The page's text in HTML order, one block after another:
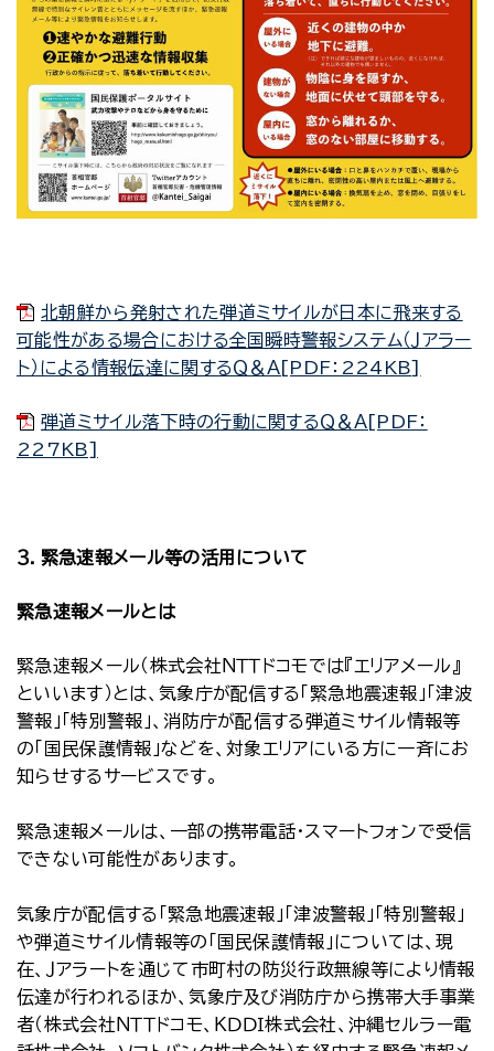
北朝鮮から発射された弾道ミサイルが日本に飛来する
可能性がある場合における全国瞬時警報システム（Ｊアラー
ト）による情報伝達に関するＱ＆Ａ[PDF：224KB]
弾道ミサイル落下時の行動に関するＱ＆Ａ[PDF：
227KB]
３．緊急速報メール等の活用について
緊急速報メールとは
緊急速報メール（株式会社ＮＴＴドコモでは『エリアメール』
といいます）とは、気象庁が配信する「緊急地震速報」「津波
警報」「特別警報」、消防庁が配信する弾道ミサイル情報等
の「国民保護情報」などを、対象エリアにいる方に一斉にお
知らせするサービスです。
緊急速報メールは、一部の携帯電話・スマートフォンで受信
できない可能性があります。
気象庁が配信する「緊急地震速報」「津波警報」「特別警報」
や弾道ミサイル情報等の「国民保護情報」については、現
在、Ｊアラートを通じて市町村の防災行政無線等により情報
伝達が行われるほか、気象庁及び消防庁から携帯大手事業
者（株式会社ＮＴＴドコモ、ＫＤＤＩ株式会社、沖縄セルラー電